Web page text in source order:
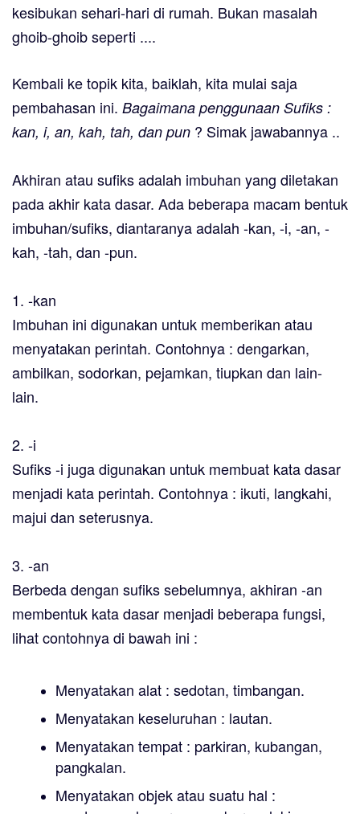
kesibukan sehari-hari di rumah. Bukan masalah
ghoib-ghoib seperti ....
Kembali ke topik kita, baiklah, kita mulai saja
pembahasan ini. Bagaimana penggunaan Sufiks :
kan, i, an, kah, tah, dan pun ? Simak jawabannya ..
Akhiran atau sufiks adalah imbuhan yang diletakan
pada akhir kata dasar. Ada beberapa macam bentuk
imbuhan/sufiks, diantaranya adalah -kan, -i, -an, -
kah, -tah, dan -pun.
1. -kan
Imbuhan ini digunakan untuk memberikan atau
menyatakan perintah. Contohnya : dengarkan,
ambilkan, sodorkan, pejamkan, tiupkan dan lain-
lain.
2. -i
Sufiks -i juga digunakan untuk membuat kata dasar
menjadi kata perintah. Contohnya : ikuti, langkahi,
majui dan seterusnya.
3. -an
Berbeda dengan sufiks sebelumnya, akhiran -an
membentuk kata dasar menjadi beberapa fungsi,
lihat contohnya di bawah ini :
Menyatakan alat : sedotan, timbangan.
Menyatakan keseluruhan : lautan.
Menyatakan tempat : parkiran, kubangan,
pangkalan.
Menyatakan objek atau suatu hal :